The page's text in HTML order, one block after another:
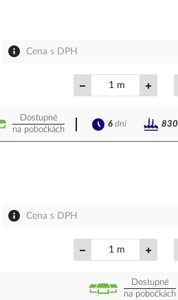
Cena s DPH
m
Dostupné
na pobočkách
6 dní 830
Cena s DPH
m
Dostupné
na pobočkách